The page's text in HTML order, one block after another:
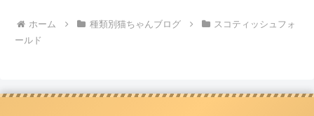
ホーム 種類別猫ちゃんブログ
スコティッシュフォ
ールド